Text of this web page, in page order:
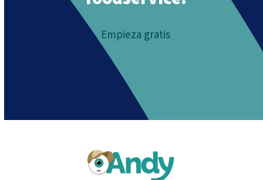
Empieza gratis